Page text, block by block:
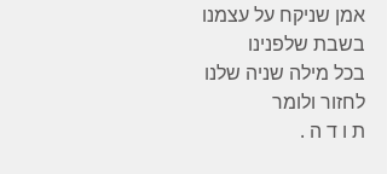
אמן שניקח על עצמנו
בשבת שלפנינו
בכל מילה שניה שלנו
לחזור ולומר
ת ו ד ה .